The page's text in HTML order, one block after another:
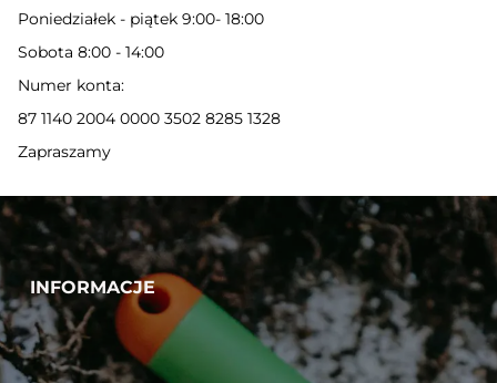
Poniedziałek - piątek 9:00- 18:00
Sobota 8:00 - 14:00
Numer konta:
87 1140 2004 0000 3502 8285 1328
Zapraszamy
INFORMACJE